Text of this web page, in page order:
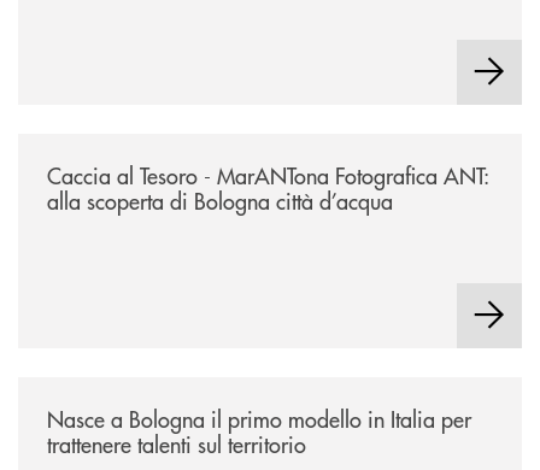
Caccia al Tesoro - MarANTona Fotografica ANT:
alla scoperta di Bologna città d’acqua
Nasce a Bologna il primo modello in Italia per
trattenere talenti sul territorio